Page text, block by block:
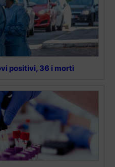
positivi, 36 i morti